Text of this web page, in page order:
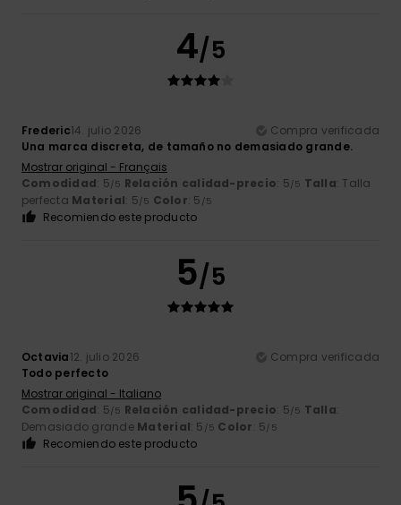
4/5
Frederic14. julio 2026
Compra verificada
Una marca discreta, de tamaño no demasiado grande.
Mostrar original - Français
Comodidad: 5/5 Relación calidad-precio: 5/5 Talla: Talla
perfecta Material: 5/5 Color: 5 /5
Recomiendo este producto
5/5
Octavia12. julio 2026
Compra verificada
Todo perfecto
Mostrar original - Italiano
Comodidad: 5/5 Relación calidad-precio: 5/5 Talla:
Demasiado grande Material: 5 /5 Color: 5/5
Recomiendo este producto